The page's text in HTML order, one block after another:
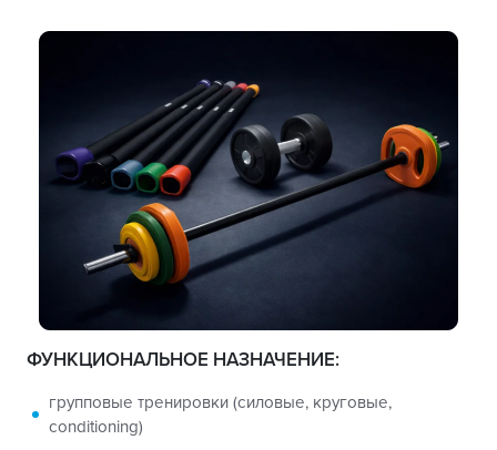
ФУНКЦИОНАЛЬНОЕ НАЗНАЧЕНИЕ:
групповые тренировки (силовые, круговые,
conditioning)